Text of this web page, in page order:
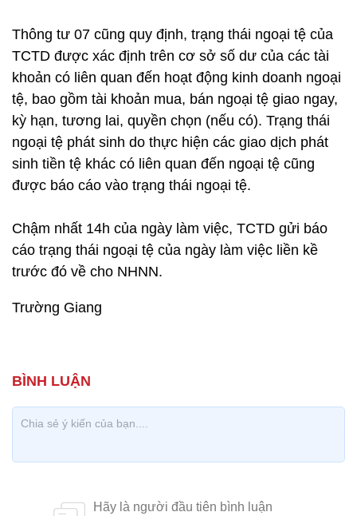
Thông tư 07 cũng quy định, trạng thái ngoại tệ của
TCTD được xác định trên cơ sở số dư của các tài
khoản có liên quan đến hoạt động kinh doanh ngoại
tệ, bao gồm tài khoản mua, bán ngoại tệ giao ngay,
kỳ hạn, tương lai, quyền chọn (nếu có). Trạng thái
ngoại tệ phát sinh do thực hiện các giao dịch phát
sinh tiền tệ khác có liên quan đến ngoại tệ cũng
được báo cáo vào trạng thái ngoại tệ.
Chậm nhất 14h của ngày làm việc, TCTD gửi báo
cáo trạng thái ngoại tệ của ngày làm việc liền kề
trước đó về cho NHNN.
Trường Giang